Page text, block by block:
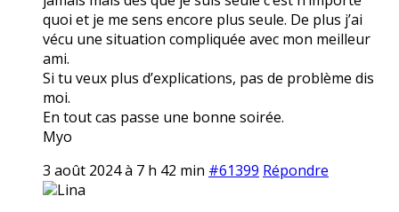
quoi et je me sens encore plus seule. De plus j’ai
vécu une situation compliquée avec mon meilleur
ami.
Si tu veux plus d’explications, pas de problème dis
moi.
En tout cas passe une bonne soirée.
Myo
3 août 2024 à 7 h 42 min #61399 Répondre
Lina